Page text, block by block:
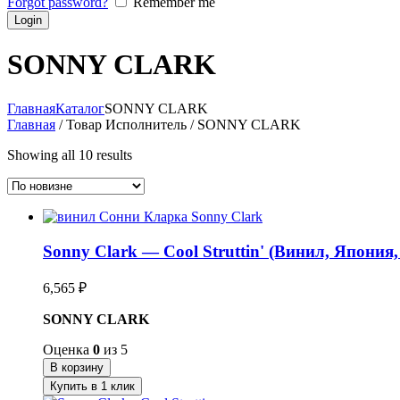
SONNY CLARK
ГлавнаяКаталогSONNY CLARK
Главная / Товар Исполнитель / SONNY CLARK
Showing all 10 results
Sonny Clark — Cool Struttin' (Винил,
6,565 ₽
SONNY CLARK
Оценка 0 из 5
В корзину
Купить в 1 клик